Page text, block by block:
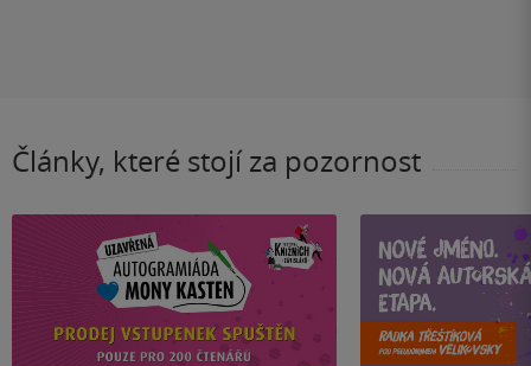
Články, které stojí za pozornost